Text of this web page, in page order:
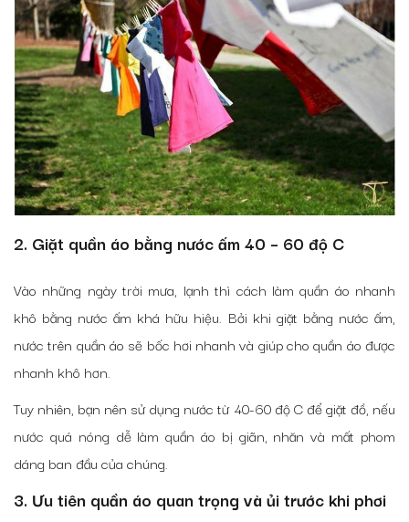
2. Giặt quần áo bằng nước ấm 40 – 60 độ C
Vào những ngày trời mưa, lạnh thì cách làm quần áo nhanh
khô bằng nước ấm khá hữu hiệu. Bởi khi giặt bằng nước ấm,
nước trên quần áo sẽ bốc hơi nhanh và giúp cho quần áo được
nhanh khô hơn.
Tuy nhiên, bạn nên sử dụng nước từ 40-60 độ C để giặt đồ, nếu
nước quá nóng dễ làm quần áo bị giãn, nhăn và mất phom
dáng ban đầu của chúng.
3. Ưu tiên quần áo quan trọng và ủi trước khi phơi